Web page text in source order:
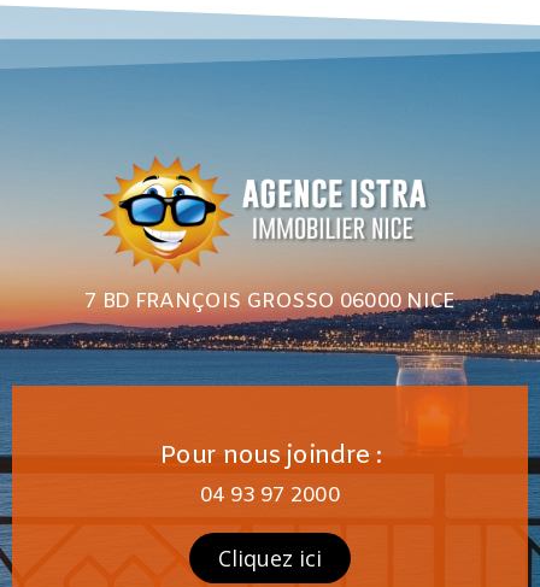
7 BD FRANÇOIS GROSSO 06000 NICE
Pour nous joindre :
04 93 97 2000
Cliquez ici